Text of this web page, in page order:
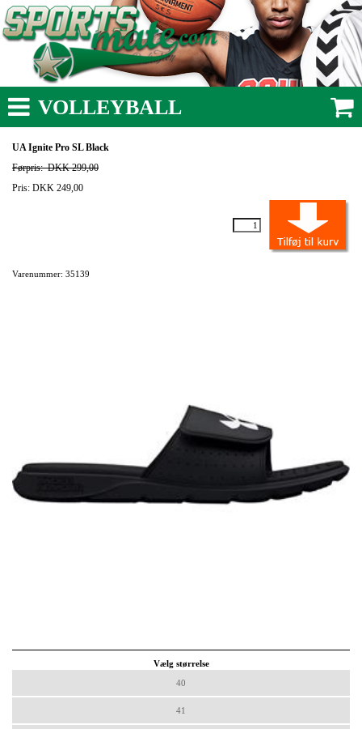
VOLLEYBALL
UA Ignite Pro SL Black
Førpris:DKK 299,00
Pris: DKK 249,00
Varenummer: 35139
Vælg størrelse
40
41